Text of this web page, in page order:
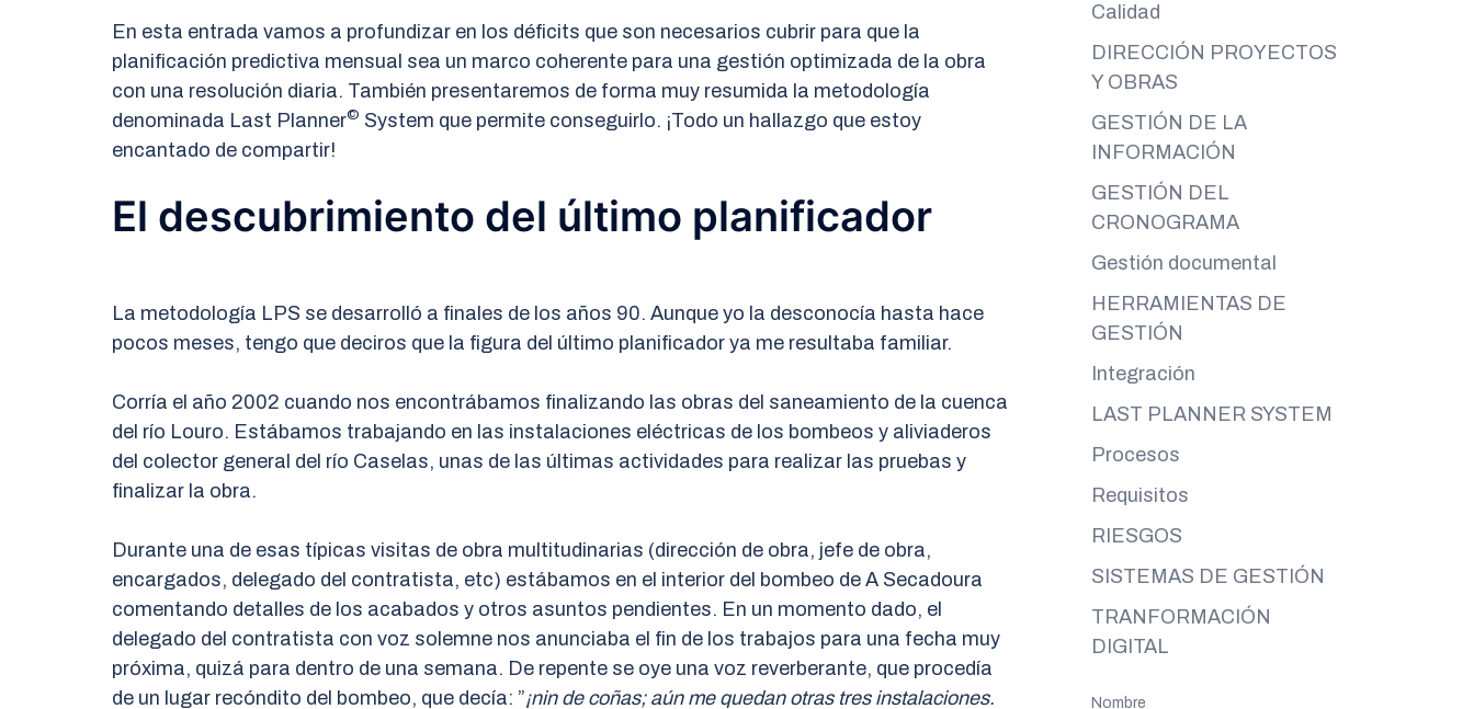
En esta entrada vamos a profundizar en los déficits que son necesarios cubrir para que la
planificación predictiva mensual sea un marco coherente para una gestión optimizada de la obra
con una resolución diaria. También presentaremos de forma muy resumida la metodología
denominada Last Planner© System que permite conseguirlo. ¡Todo un hallazgo que estoy
encantado de compartir!
El descubrimiento del último planificador
La metodología LPS se desarrolló a finales de los años 90. Aunque yo la desconocía hasta hace
pocos meses, tengo que deciros que la figura del último planificador ya me resultaba familiar.
Corría el año 2002 cuando nos encontrábamos finalizando las obras del saneamiento de la cuenca
del río Louro. Estábamos trabajando en las instalaciones eléctricas de los bombeos y aliviaderos
del colector general del río Caselas, unas de las últimas actividades para realizar las pruebas y
finalizar la obra.
Durante una de esas típicas visitas de obra multitudinarias (dirección de obra, jefe de obra,
encargados, delegado del contratista, etc) estábamos en el interior del bombeo de A Secadoura
comentando detalles de los acabados y otros asuntos pendientes. En un momento dado, el
delegado del contratista con voz solemne nos anunciaba el fin de los trabajos para una fecha muy
próxima, quizá para dentro de una semana. De repente se oye una voz reverberante, que procedía
de un lugar recóndito del bombeo, que decía: ”¡nin de coñas; aún me quedan otras tres instalaciones.
Calidad
DIRECCIÓN PROYECTOS
Y OBRAS
GESTIÓN DE LA
INFORMACIÓN
GESTIÓN DEL
CRONOGRAMA
Gestión documental
HERRAMIENTAS DE
GESTIÓN
Integración
LAST PLANNER SYSTEM
Procesos
Requisitos
RIESGOS
SISTEMAS DE GESTIÓN
TRANFORMACIÓN
DIGITAL
Nombre